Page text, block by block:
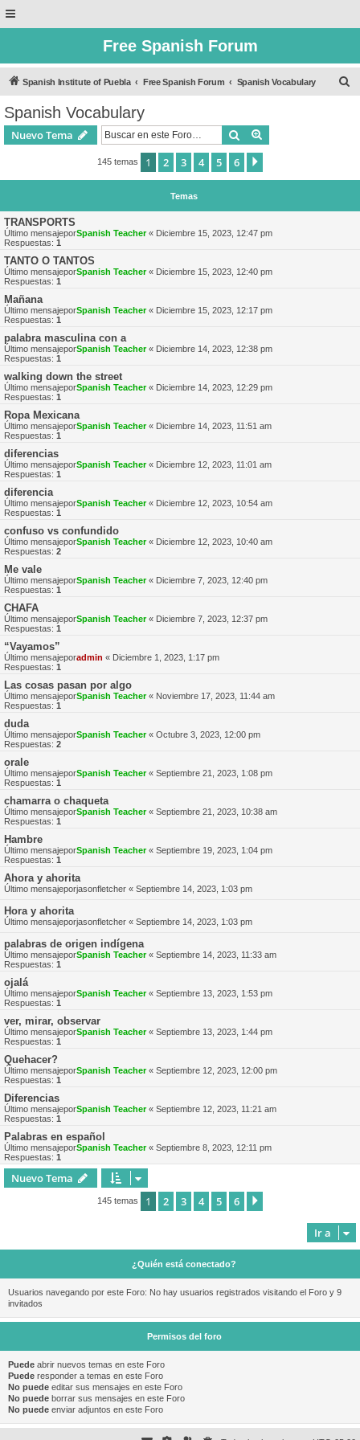
Free Spanish Forum
Spanish Institute of Puebla Free Spanish Forum Spanish Vocabulary
Spanish Vocabulary
Nuevo Tema Buscar
145 temas 1 2 3 4 5 6
Temas
TRANSPORTS
Último mensajeporSpanish Teacher« Diciembre 15, 2023, 12:47 pm
Respuestas: 1
TANTO O TANTOS
Último mensajeporSpanish Teacher« Diciembre 15, 2023, 12:40 pm
Respuestas: 1
Mañana
Último mensajeporSpanish Teacher« Diciembre 15, 2023, 12:17 pm
Respuestas: 1
palabra masculina con a
Último mensajeporSpanish Teacher« Diciembre 14, 2023, 12:38 pm
Respuestas: 1
walking down the street
Último mensajeporSpanish Teacher« Diciembre 14, 2023, 12:29 pm
Respuestas: 1
Ropa Mexicana
Último mensajeporSpanish Teacher« Diciembre 14, 2023, 11:51 am
Respuestas: 1
diferencias
Último mensajeporSpanish Teacher« Diciembre 12, 2023, 11:01 am
Respuestas: 1
diferencia
Último mensajeporSpanish Teacher« Diciembre 12, 2023, 10:54 am
Respuestas: 1
confuso vs confundido
Último mensajeporSpanish Teacher« Diciembre 12, 2023, 10:40 am
Respuestas: 2
Me vale
Último mensajeporSpanish Teacher« Diciembre 7, 2023, 12:40 pm
Respuestas: 1
CHAFA
Último mensajeporSpanish Teacher« Diciembre 7, 2023, 12:37 pm
Respuestas: 1
“Vayamos”
Último mensajeporadmin « Diciembre 1, 2023, 1:17 pm
Respuestas: 1
Las cosas pasan por algo
Último mensajeporSpanish Teacher« Noviembre 17, 2023, 11:44 am
Respuestas: 1
duda
Último mensajeporSpanish Teacher« Octubre 3, 2023, 12:00 pm
Respuestas: 2
orale
Último mensajeporSpanish Teacher« Septiembre 21, 2023, 1:08 pm
Respuestas: 1
chamarra o chaqueta
Último mensajeporSpanish Teacher« Septiembre 21, 2023, 10:38 am
Respuestas: 1
Hambre
Último mensajeporSpanish Teacher« Septiembre 19, 2023, 1:04 pm
Respuestas: 1
Ahora y ahorita
Último mensajeporjasonfletcher « Septiembre 14, 2023, 1:03 pm
Hora y ahorita
Último mensajeporjasonfletcher « Septiembre 14, 2023, 1:03 pm
palabras de origen indígena
Último mensajeporSpanish Teacher« Septiembre 14, 2023, 11:33 am
Respuestas: 1
ojalá
Último mensajeporSpanish Teacher« Septiembre 13, 2023, 1:53 pm
Respuestas: 1
ver, mirar, observar
Último mensajeporSpanish Teacher« Septiembre 13, 2023, 1:44 pm
Respuestas: 1
Quehacer?
Último mensajeporSpanish Teacher« Septiembre 12, 2023, 12:00 pm
Respuestas: 1
Diferencias
Último mensajeporSpanish Teacher« Septiembre 12, 2023, 11:21 am
Respuestas: 1
Palabras en español
Último mensajeporSpanish Teacher« Septiembre 8, 2023, 12:11 pm
Respuestas: 1
Nuevo Tema
145 temas 1 2 3 4 5 6
Ir a
¿Quién está conectado?
Usuarios navegando por este Foro: No hay usuarios registrados visitando el Foro y 9
invitados
Permisos del foro
Puede abrir nuevos temas en este Foro
Puede responder a temas en este Foro
No puede editar sus mensajes en este Foro
No puede borrar sus mensajes en este Foro
No puede enviar adjuntos en este Foro